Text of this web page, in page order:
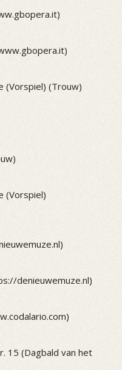
(Vorspiel) (Trouw)
(Vorspiel)
denieuwemuze.nl)
15 (Dagbald van het